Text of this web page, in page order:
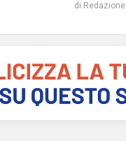
di Redazione